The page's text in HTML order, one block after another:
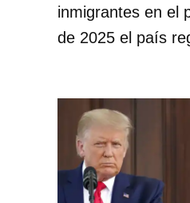
inmigrantes en el
de 2025 el país